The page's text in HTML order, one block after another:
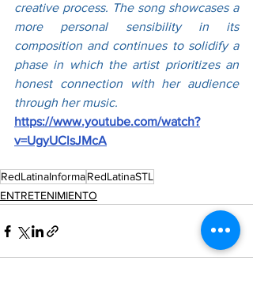
creative process. The song showcases a
more personal sensibility in its
composition and continues to solidify a
phase in which the artist prioritizes an
honest connection with her audience
through her music.
https://www.youtube.com/watch?
v=UgyUClsJMcA
RedLatinaInformaRedLatinaSTL
ENTRETENIMIENTO